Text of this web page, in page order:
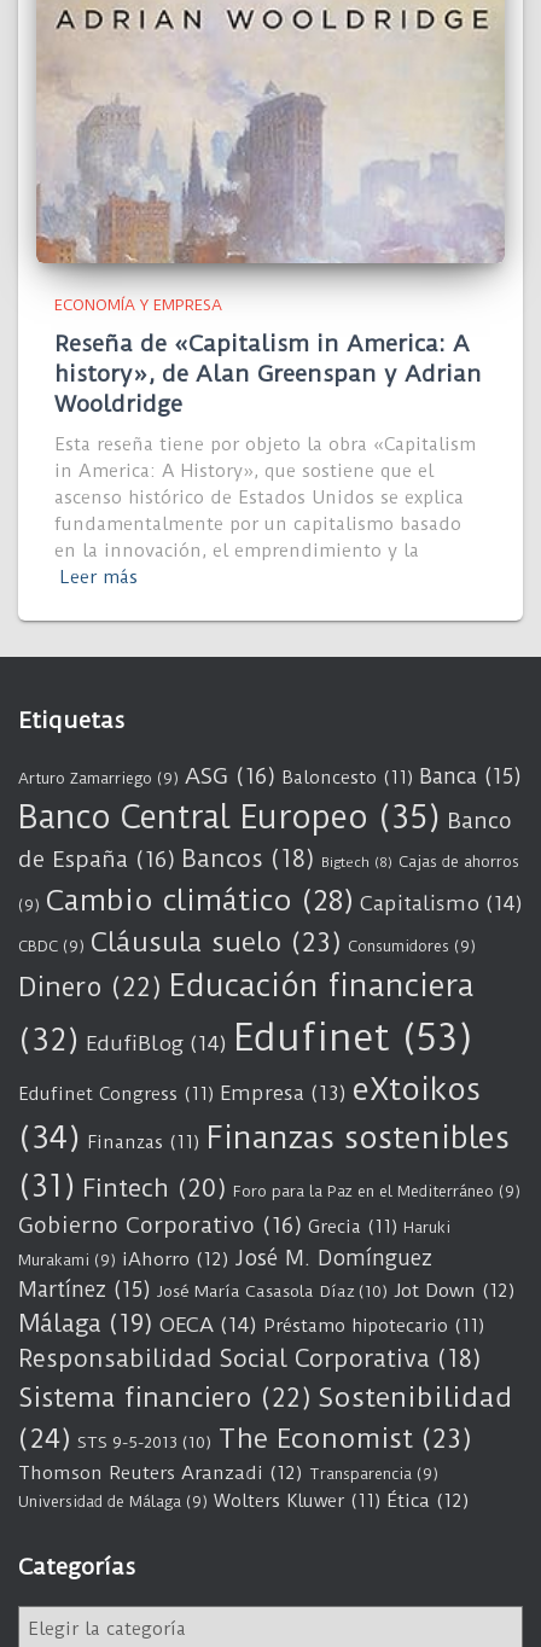
ECONOMÍA Y EMPRESA
Reseña de «Capitalism in America: A
history», de Alan Greenspan y Adrian
Wooldridge
Esta reseña tiene por objeto la obra «Capitalism
in America: A History», que sostiene que el
ascenso histórico de Estados Unidos se explica
fundamentalmente por un capitalismo basado
en la innovación, el emprendimiento y la
Leer más
Etiquetas
Arturo Zamarriego (9) ASG (16) Baloncesto (11) Banca (15)
Banco Central Europeo (35) Banco
de España (16) Bancos (18) Bigtech (8) Cajas de ahorros
(9) Cambio climático (28) Capitalismo (14)
CBDC (9) Cláusula suelo (23) Consumidores (9)
Dinero (22) Educación financiera
(32) EdufiBlog (14) Edufinet (53)
Edufinet Congress (11) Empresa (13) eXtoikos
(34) Finanzas (11) Finanzas sostenibles
(31) Fintech (20) Foro para la Paz en el Mediterráneo (9)
Gobierno Corporativo (16) Grecia (11) Haruki
Murakami (9) iAhorro (12) José M. Domínguez
Martínez (15) José María Casasola Díaz(10) Jot Down (12)
Málaga (19) OECA (14) Préstamo hipotecario (11)
Responsabilidad Social Corporativa (18)
Sistema financiero (22) Sostenibilidad
(24) STS 9-5-2013 (10) The Economist (23)
Thomson Reuters Aranzadi (12) Transparencia (9)
Universidad de Málaga (9) Wolters Kluwer (11) Ética (12)
Categorías